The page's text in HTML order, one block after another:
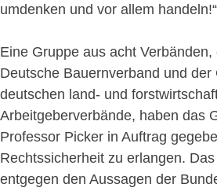
umdenken und vor allem handeln!“
Eine Gruppe aus acht
Deutsche Bauernverband und
deutschen land- und
Arbeitgeberverbände, haben das
Professor Picker in Auftrag
Rechtssicherheit zu erlangen.
entgegen den Aussagen der